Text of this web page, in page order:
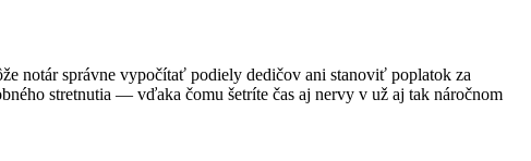
notár správne vypočítať podiely dedičov ani stanoviť poplatok za
stretnutia — vďaka čomu šetríte čas aj nervy v už aj tak náročnom